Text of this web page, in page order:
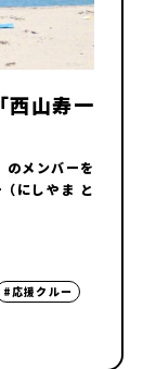
西山寿一
のメンバーを
にしやま と
#応援クルー